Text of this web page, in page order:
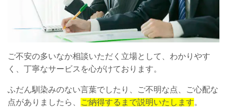
ご不安の多いなか相談いただく立場として、わかりやす
く、丁寧なサービスを心がけております。
ふだん馴染みのない言葉でしたり、ご不明な点、ご心配な
点がありましたら、
ご納得するまで説明いたします。